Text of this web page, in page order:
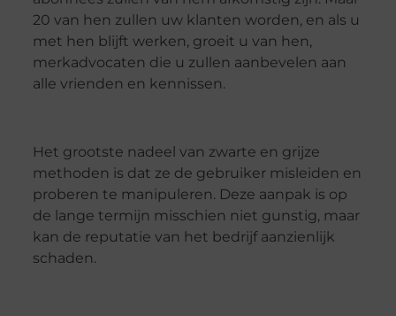
20 van hen zullen uw klanten worden, en als u
met hen blijft werken, groeit u van hen,
merkadvocaten die u zullen aanbevelen aan
alle vrienden en kennissen.
Het grootste nadeel van zwarte en grijze
methoden is dat ze de gebruiker misleiden en
proberen te manipuleren. Deze aanpak is op
de lange termijn misschien niet gunstig, maar
kan de reputatie van het bedrijf aanzienlijk
schaden.